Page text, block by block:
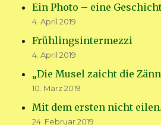
Ein Photo – eine
4. April 2019
Frühlingsintermezzi
4. April 2019
„Die Musel zaicht die
10. März 2019
Mit dem ersten nicht
24. Februar 2019